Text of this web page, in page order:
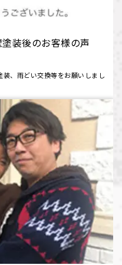
装後のお客様の声
、雨どい交換等をお願いしまし